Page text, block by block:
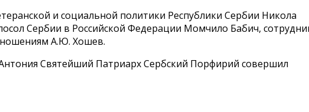
и социальной политики Республики Сербии Никола
Сербии в Российской Федерации Момчило Бабич,
А.Ю. Хошев.
Святейший Патриарх Сербский Порфирий совершил